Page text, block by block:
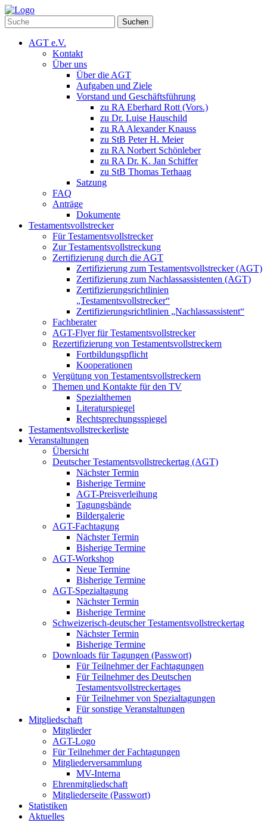
Suchen
AGT e.V.
Kontakt
Über uns
Über die AGT
Aufgaben und Ziele
Vorstand und Geschäftsführung
zu RA Eberhard Rott (Vors.)
zu Dr. Luise Hauschild
zu RA Alexander Knauss
zu StB Peter H. Meier
zu RA Norbert Schönleber
zu RA Dr. K. Jan Schiffer
zu StB Thomas Terhaag
Satzung
FAQ
Anträge
Dokumente
Testamentsvollstrecker
Für Testamentsvollstrecker
Zur Testamentsvollstreckung
Zertifizierung durch die AGT
Zertifizierung zum Testamentsvollstrecker (AGT)
Zertifizierung zum Nachlassassistenten (AGT)
Zertifizierungsrichtlinien
„Testamentsvollstrecker“
Zertifizierungsrichtlinien „Nachlassassistent“
Fachberater
AGT-Flyer für Testamentsvollstrecker
Rezertifizierung von Testamentsvollstreckern
Fortbildungspflicht
Kooperationen
Vergütung von Testamentsvollstreckern
Themen und Kontakte für den TV
Spezialthemen
Literaturspiegel
Rechtsprechungsspiegel
Testamentsvollstreckerliste
Veranstaltungen
Übersicht
Deutscher Testamentsvollstreckertag (AGT)
Nächster Termin
Bisherige Termine
AGT-Preisverleihung
Tagungsbände
Bildergalerie
AGT-Fachtagung
Nächster Termin
Bisherige Termine
AGT-Workshop
Neue Termine
Bisherige Termine
AGT-Spezialtagung
Nächster Termin
Bisherige Termine
Schweizerisch-deutscher Testamentsvollstreckertag
Nächster Termin
Bisherige Termine
Downloads für Tagungen (Passwort)
Für Teilnehmer der Fachtagungen
Für Teilnehmer des Deutschen
Testamentsvollstreckertages
Für Teilnehmer von Spezialtagungen
Für sonstige Veranstaltungen
Mitgliedschaft
Mitglieder
AGT-Logo
Für Teilnehmer der Fachtagungen
Mitgliederversammlung
MV-Interna
Ehrenmitgliedschaft
Mitgliederseite (Passwort)
Statistiken
Aktuelles